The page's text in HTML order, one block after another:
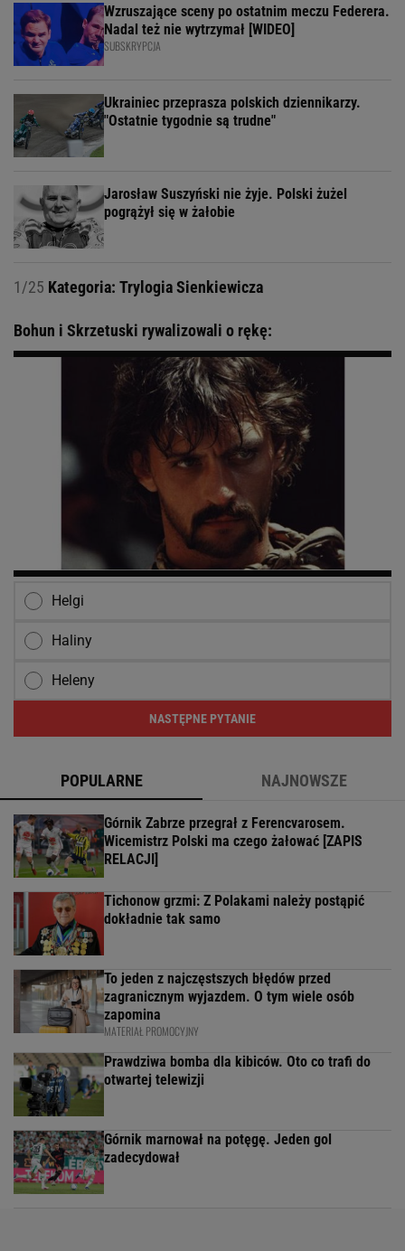
Wzruszające sceny po ostatnim meczu Federera.
Nadal też nie wytrzymał [WIDEO]
SUBSKRYPCJA
Ukrainiec przeprasza polskich dziennikarzy.
"Ostatnie tygodnie są trudne"
Jarosław Suszyński nie żyje. Polski żużel
pogrążył się w żałobie
1/25 Kategoria: Trylogia Sienkiewicza
Bohun i Skrzetuski rywalizowali o rękę:
Helgi
Haliny
Heleny
NASTĘPNE PYTANIE
POPULARNE NAJNOWSZE
Górnik Zabrze przegrał z Ferencvarosem.
Wicemistrz Polski ma czego żałować [ZAPIS
RELACJI]
Tichonow grzmi: Z Polakami należy postąpić
dokładnie tak samo
To jeden z najczęstszych błędów przed
zagranicznym wyjazdem. O tym wiele osób
zapomina
MATERIAŁ PROMOCYJNY
Prawdziwa bomba dla kibiców. Oto co trafi do
otwartej telewizji
Górnik marnował na potęgę. Jeden gol
zadecydował